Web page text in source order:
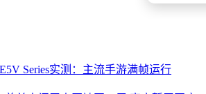
Series实测：主流手游满帧运行